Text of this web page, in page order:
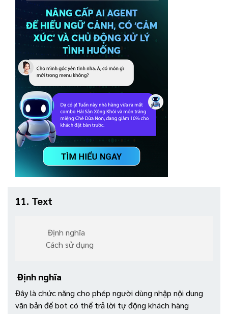
11. Text
Định nghĩa
Cách sử dụng
Định nghĩa
Đây là chức năng cho phép người dùng nhập nội dung
văn bản để bot có thể trả lời tự động khách hàng